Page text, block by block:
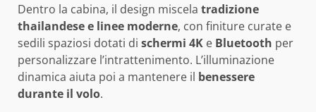
Dentro la cabina, il design miscela tradizione
thailandese e linee moderne, con finiture curate e
sedili spaziosi dotati di schermi 4K e Bluetooth per
personalizzare l’intrattenimento. L’illuminazione
dinamica aiuta poi a mantenere il benessere
durante il volo.